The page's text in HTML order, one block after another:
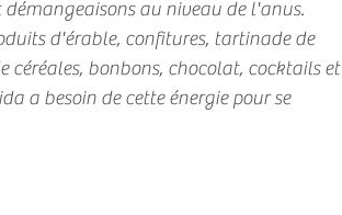
au niveau de l'anus.
d'érable, confitures, tartinade de
céréales, bonbons, chocolat, cocktails et
a besoin de cette énergie pour se